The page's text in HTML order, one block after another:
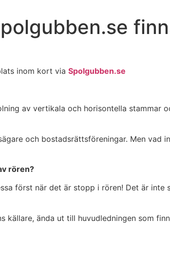
inom kort via Spolgubben.se
av vertikala och horisontella stammar
och bostadsrättsföreningar. Men
rören?
först när det är stopp i rören! Det är
källare, ända ut till huvudledningen som